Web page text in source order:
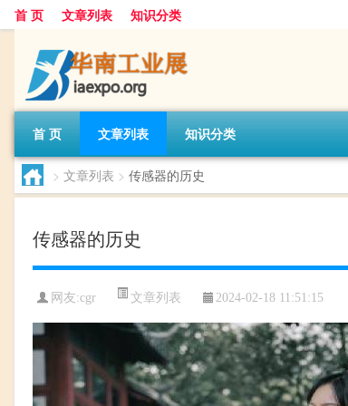
首 页 文章列表 知识分类
首 页 文章列表 知识分类
> 文章列表 > 传感器的历史
传感器的历史
网友:cgr 文章列表 2024-02-18 11:51:15